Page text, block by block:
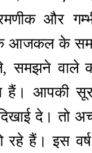
और
आजकल के
समझने
हैं। आपकी
दे। तो
रहे हैं। इस